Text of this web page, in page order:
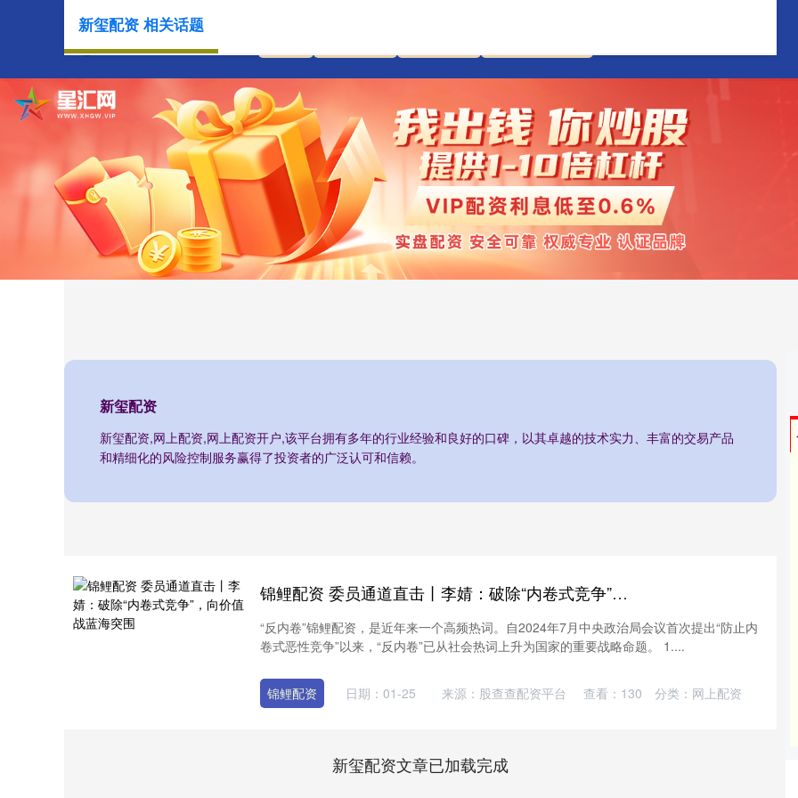
新玺配资
新玺配资,网上配资,网上配资开户,该平台拥有多年的行业经验和良好的口碑，以其卓越的技术实力、丰富的交易产品
和精细化的风险控制服务赢得了投资者的广泛认可和信赖。
新玺配资 相关话题
锦鲤配资 委员通道直击丨李婧：破除“内卷式竞争”，向价值战蓝海突围
“反内卷”锦鲤配资，是近年来一个高频热词。自2024年7月中央政治局会议首次提出“防止内
卷式恶性竞争”以来，“反内卷”已从社会热词上升为国家的重要战略命题。 1....
锦鲤配资 日期：01-25 来源：股查查配资平台 查看： 130 分类： 网上配资
新玺配资文章已加载完成